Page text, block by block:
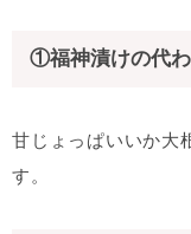
①福神漬けの代
甘じょっぱいいか大
す。